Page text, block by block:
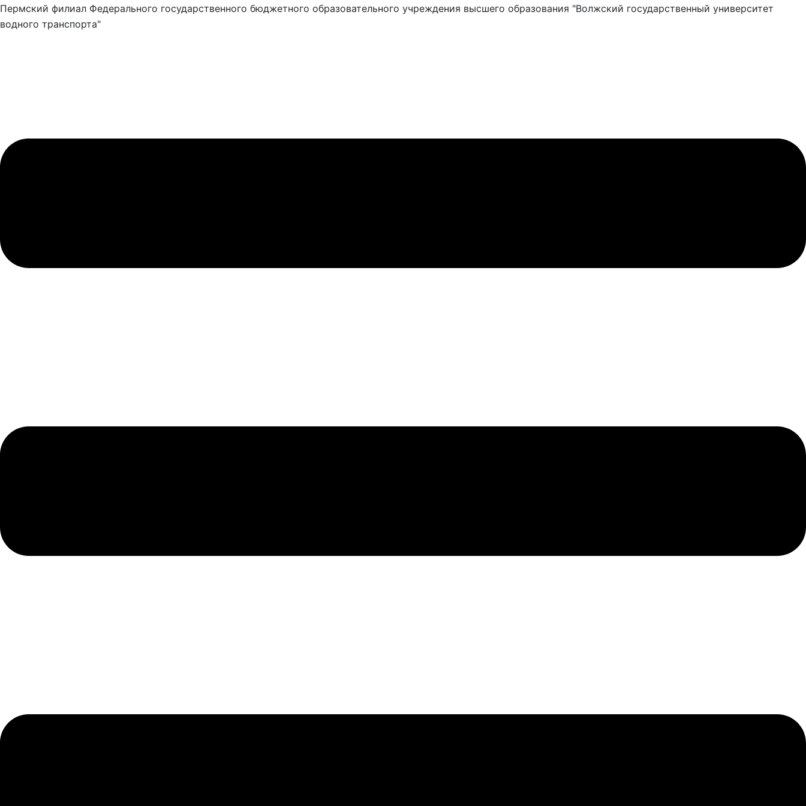
Пермский филиал Федерального государственного бюджетного образовательного учреждения высшего образования "Волжский государственный университет
водного транспорта"